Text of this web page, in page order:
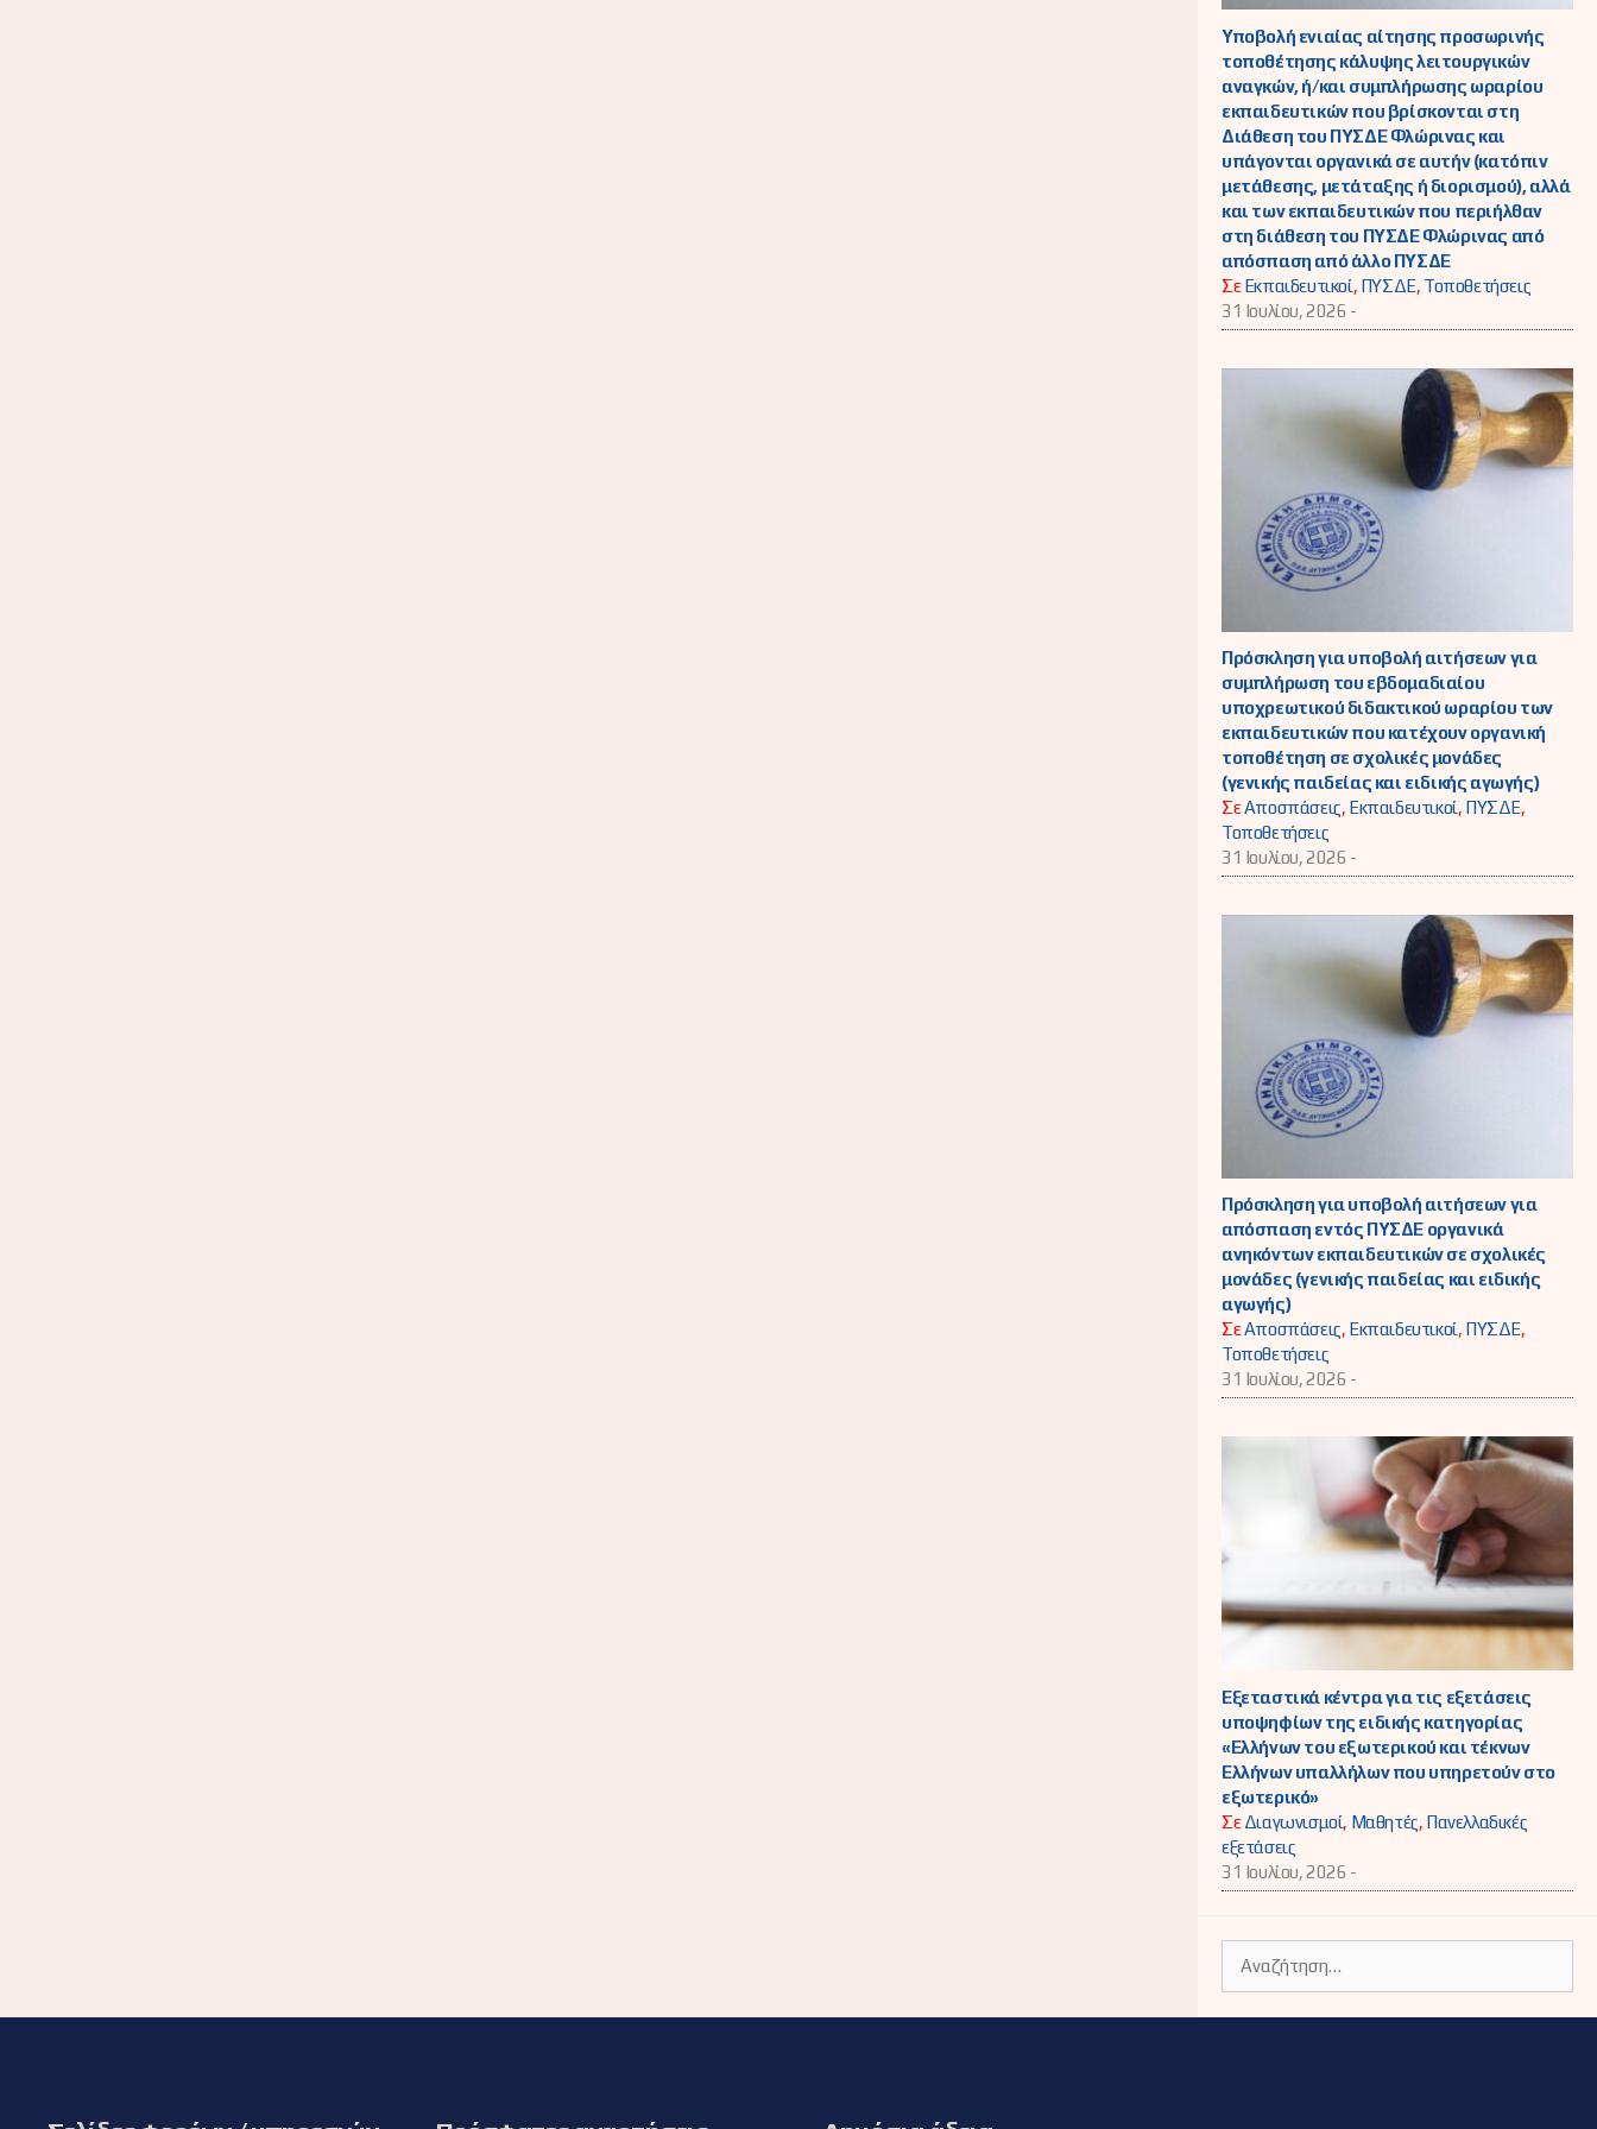
Υποβολή ενιαίας αίτησης προσωρινής
τοποθέτησης κάλυψης λειτουργικών
αναγκών, ή/και συμπλήρωσης ωραρίου
εκπαιδευτικών που βρίσκονται στη
Διάθεση του ΠΥΣΔΕ Φλώρινας και
υπάγονται οργανικά σε αυτήν (κατόπιν
μετάθεσης, μετάταξης ή διορισμού), αλλά
και των εκπαιδευτικών που περιήλθαν
στη διάθεση του ΠΥΣΔΕ Φλώρινας από
απόσπαση από άλλο ΠΥΣΔΕ
ΣεΕκπαιδευτικοί, ΠΥΣΔΕ, Τοποθετήσεις
31 Ιουλίου, 2026 -
Πρόσκληση για υποβολή αιτήσεων για
συμπλήρωση του εβδομαδιαίου
υποχρεωτικού διδακτικού ωραρίου των
εκπαιδευτικών που κατέχουν οργανική
τοποθέτηση σε σχολικές μονάδες
(γενικής παιδείας και ειδικής αγωγής)
ΣεΑποσπάσεις, Εκπαιδευτικοί, ΠΥΣΔΕ,
Τοποθετήσεις
31 Ιουλίου, 2026 -
Πρόσκληση για υποβολή αιτήσεων για
απόσπαση εντός ΠΥΣΔΕ οργανικά
ανηκόντων εκπαιδευτικών σε σχολικές
μονάδες (γενικής παιδείας και ειδικής
αγωγής)
ΣεΑποσπάσεις, Εκπαιδευτικοί, ΠΥΣΔΕ,
Τοποθετήσεις
31 Ιουλίου, 2026 -
Εξεταστικά κέντρα για τις εξετάσεις
υποψηφίων της ειδικής κατηγορίας
«Ελλήνων του εξωτερικού και τέκνων
Ελλήνων υπαλλήλων που υπηρετούν στο
εξωτερικό»
ΣεΔιαγωνισμοί, Μαθητές, Πανελλαδικές
εξετάσεις
31 Ιουλίου, 2026 -
για: